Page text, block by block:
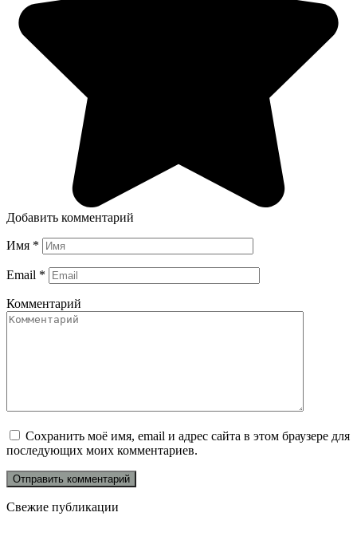
Добавить комментарий
Имя *
Email *
Комментарий
Сохранить моё имя, email и адрес сайта в этом браузере для
последующих моих комментариев.
Свежие публикации